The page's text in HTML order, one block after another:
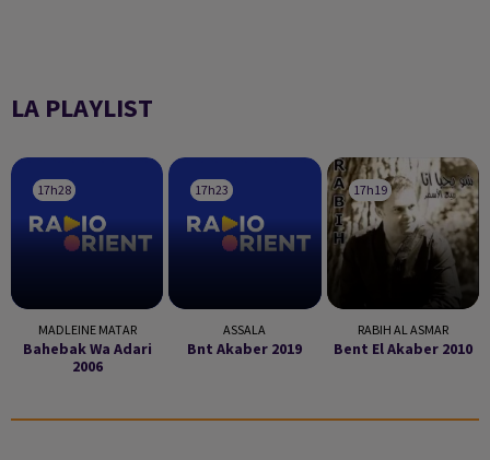
LA PLAYLIST
17h28
17h28
MADLEINE MATAR
Bahebak Wa Adari
2006
17h23
17h23
ASSALA
Bnt Akaber 2019
17h19
17h19
RABIH AL ASMAR
Bent El Akaber 2010